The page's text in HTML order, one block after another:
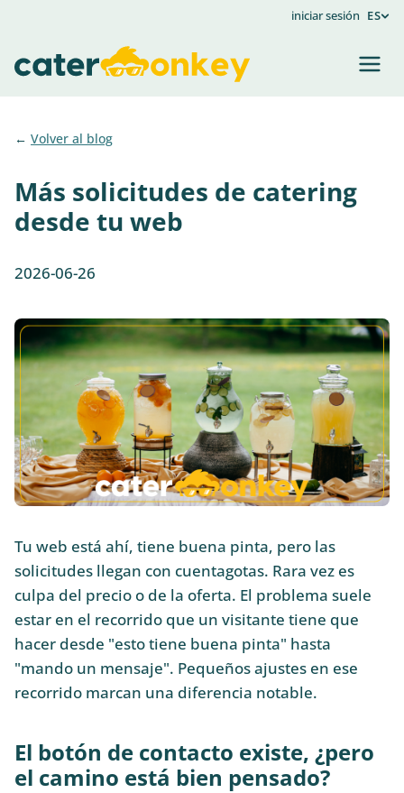
iniciar sesión ES
Volver al blog
Más solicitudes de catering
desde tu web
2026-06-26
Tu web está ahí, tiene buena pinta, pero las
solicitudes llegan con cuentagotas. Rara vez es
culpa del precio o de la oferta. El problema suele
estar en el recorrido que un visitante tiene que
hacer desde "esto tiene buena pinta" hasta
"mando un mensaje". Pequeños ajustes en ese
recorrido marcan una diferencia notable.
El botón de contacto existe, ¿pero
el camino está bien pensado?